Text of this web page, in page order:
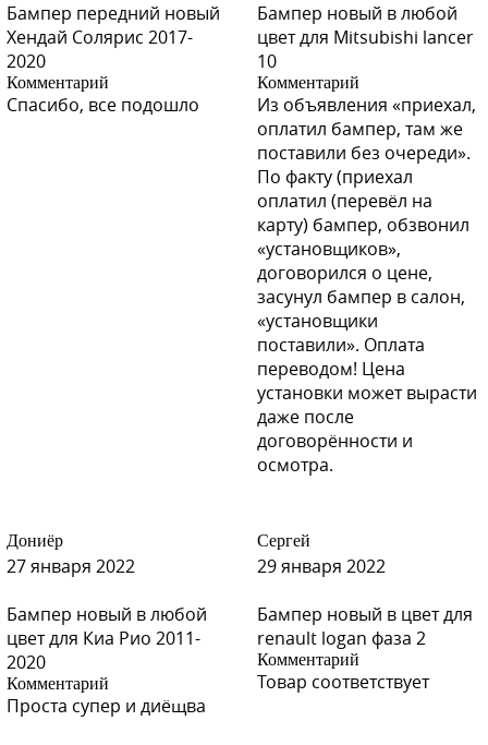
Бампер передний новый
Хендай Солярис 2017-
2020
Комментарий
Спасибо, все подошло
Бампер новый в любой
цвет для Mitsubishi lancer
10
Комментарий
Из объявления «приехал,
оплатил бампер, там же
поставили без очереди».
По факту (приехал
оплатил (перевёл на
карту) бампер, обзвонил
«установщиков»,
договорился о цене,
засунул бампер в салон,
«установщики
поставили». Оплата
переводом! Цена
установки может вырасти
даже после
договорённости и
осмотра.
Дониёр
27 января 2022
Бампер новый в любой
цвет для Киа Рио 2011-
2020
Комментарий
Проста супер и диёщва
Сергей
29 января 2022
Бампер новый в цвет для
renault logan фаза 2
Комментарий
Товар соответствует